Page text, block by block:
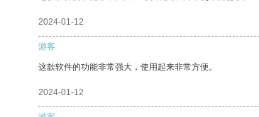
2024-01-12
游客
这款软件的功能非常强大，使用起来非常方便。
2024-01-12